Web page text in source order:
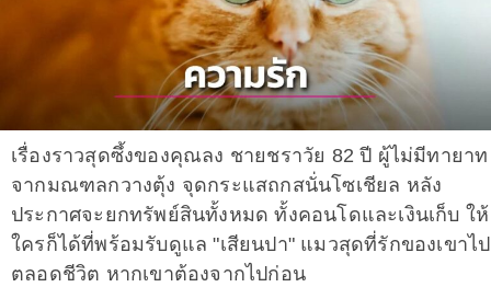
เรื่องราวสุดซึ้งของคุณลง ชายชราวัย 82 ปี ผู้ไม่มีทายาท
จากมณฑลกวางตุ้ง จุดกระแสถกสนั่นโซเชียล หลัง
ประกาศจะยกทรัพย์สินทั้งหมด ทั้งคอนโดและเงินเก็บ ให้
ใครก็ได้ที่พร้อมรับดูแล "เสียนปา" แมวสุดที่รักของเขาไป
ตลอดชีวิต หากเขาต้องจากไปก่อน